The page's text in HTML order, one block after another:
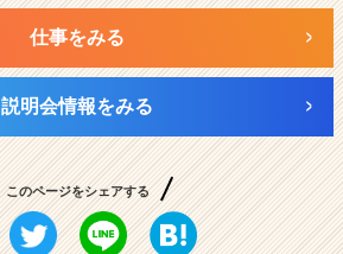
仕事をみる
説明会情報をみる
このページをシェアする